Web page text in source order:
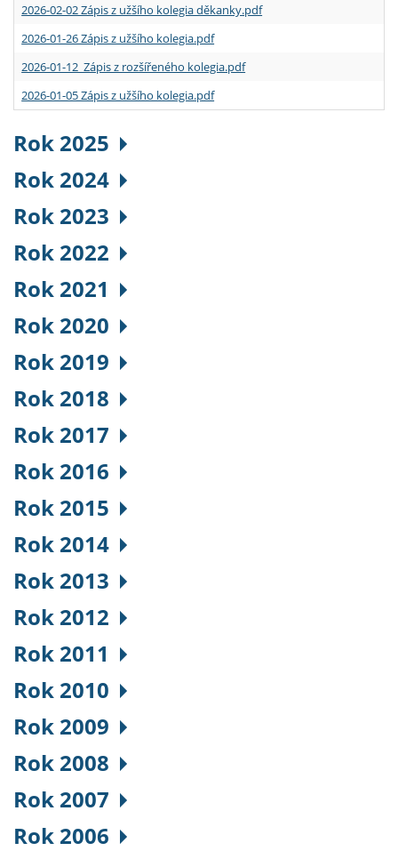
2026-02-02 Zápis z užšího kolegia děkanky.pdf
2026-01-26 Zápis z užšího kolegia.pdf
2026-01-12 Zápis z rozšířeného kolegia.pdf
2026-01-05 Zápis z užšího kolegia.pdf
Rok 2025
Rok 2024
Rok 2023
Rok 2022
Rok 2021
Rok 2020
Rok 2019
Rok 2018
Rok 2017
Rok 2016
Rok 2015
Rok 2014
Rok 2013
Rok 2012
Rok 2011
Rok 2010
Rok 2009
Rok 2008
Rok 2007
Rok 2006